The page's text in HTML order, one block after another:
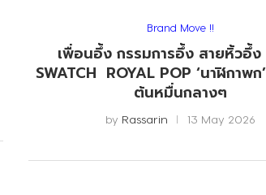
Brand Move !!
เพื่อนอึ้ง กรรมการอึ้ง สายหิ้วอึ้
SWATCH ROYAL POP ‘นาฬิกาพก
ต้นหมื่นกลางๆ
by Rassarin 13 May 2026